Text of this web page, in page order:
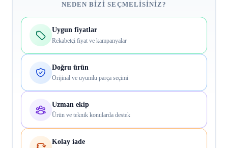
NEDEN BIZI SEÇMELISINIZ?
Uygun fiyatlar
Rekabetçi fiyat ve kampanyalar
Doğru ürün
Orijinal ve uyumlu parça seçimi
Uzman ekip
Ürün ve teknik konularda destek
Kolay iade